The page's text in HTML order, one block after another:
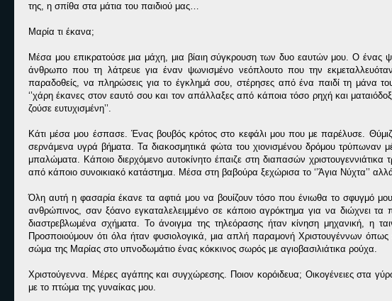
της, η σπίθα στα μάτια του παιδιού μας…
Μαρία τι έκανα;
Μέσα μου επικρατούσε μια μάχη, μια βίαιη σύγκρουση των δυο εαυτών μου. Ο ένας
άνθρωπο που τη λάτρευε για έναν ψωνισμένο νεόπλουτο που την
παραδοθείς, να πληρώσεις για το έγκλημά σου, στέρησες από ένα παιδί τη μάνα
‘’χάρη έκανες στον εαυτό σου και τον απάλλαξες από κάποια τόσο ρηχή και
ζούσε ευτυχισμένη’’.
Κάτι μέσα μου έσπασε. Ένας βουβός κρότος στο κεφάλι μου που με παρέλυσε.
σερνάμενα υγρά βήματα. Τα διακοσμητικά φώτα του χιονισμένου δρόμου τρύπωναν
μπαλώματα. Κάποιο διερχόμενο αυτοκίνητο έπαιζε στη διαπασών
από κάποιο συνοικιακό κατάστημα. Μέσα στη βαβούρα ξεχώρισα το ‘’Άγια Νύχτα’’
Όλη αυτή η φασαρία έκανε τα αφτιά μου να βουίζουν τόσο που ένιωθα το σφυγμό
ανθρώπινος, σαν ξόανο εγκαταλελειμμένο σε κάποιο αγρόκτημα για να διώχνει
διαστρεβλωμένα σχήματα. Το άνοιγμα της τηλεόρασης ήταν κίνηση μηχανική, η
Προσποιούμουν ότι όλα ήταν φυσιολογικά, μια απλή παραμονή Χριστουγέννων
σώμα της Μαρίας στο υπνοδωμάτιο ένας κόκκινος σωρός με αγιοβασιλιάτικα ρούχα.
Χριστούγεννα. Μέρες αγάπης και συγχώρεσης. Ποιον κορόιδευα; Οικογένειες στα
με το πτώμα της γυναίκας μου.